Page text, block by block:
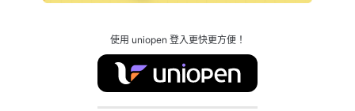
使用 uniopen 登入更快更方便！